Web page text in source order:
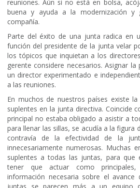
reuniones. Aún si no está en bolsa,
buena y ayuda a la modernización y
compañía.
Parte del éxito de una junta radica en
función del presidente de la junta velar
los tópicos que inquietan a los
gerente considere necesarios. Asignar
un director experimentado e
a las reuniones.
En muchos de nuestros países existe
suplentes en la junta directiva. Coincide
principal no estaba obligado a asistir a
para llenar las sillas, se acudía a la figura
contravía de la efectividad de la
innecesariamente numerosas. Muchas
suplentes a todas las juntas, para que
tener que actuar como
información necesaria sobre el avance